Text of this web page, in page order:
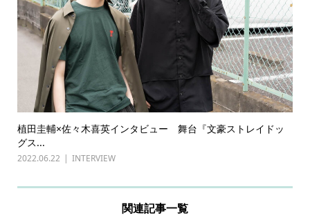
植田圭輔×佐々木喜英インタビュー 舞台『文豪ストレイドッ
グス...
2022.06.22 INTERVIEW
関連記事一覧